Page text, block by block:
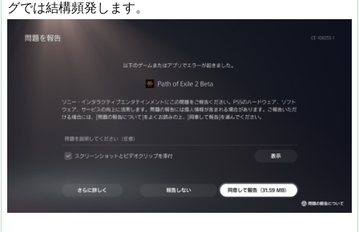
グでは結構頻発します。